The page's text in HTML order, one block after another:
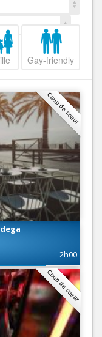
Gay-friendly
Coup de coeur
2h00
Coup de coeur